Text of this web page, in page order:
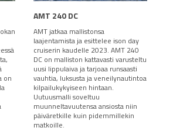
on
AMT 240 DC
AMT jatkaa mallistonsa
laajentamista ja esittelee ison day
cruiserin kaudelle 2023. AMT 240
DC on malliston kattavasti varusteltu
uusi lippulaiva ja tarjoaa runsaasti
vauhtia, luksusta ja veneilynautintoa
kilpailukykyiseen hintaan.
Uutuusmalli soveltuu
muunneltavuutensa ansiosta niin
päiväretkille kuin pidemmillekin
matkoille.